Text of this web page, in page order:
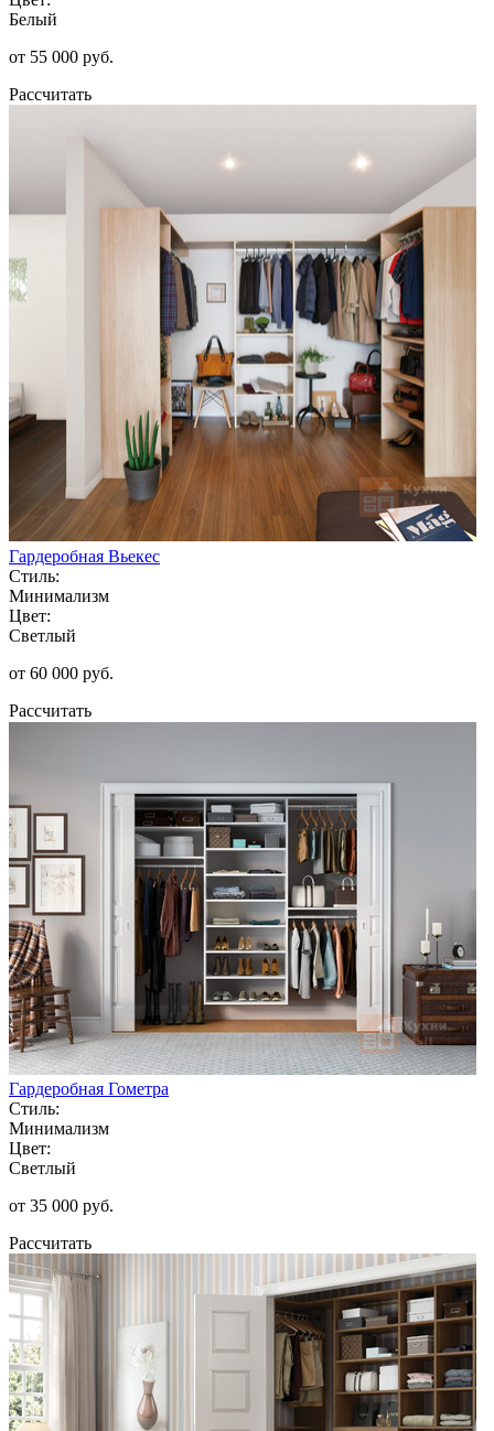
Белый
от 55 000 руб.
Рассчитать
Гардеробная Вьекес
Стиль:
Минимализм
Цвет:
Светлый
от 60 000 руб.
Рассчитать
Гардеробная Гометра
Стиль:
Минимализм
Цвет:
Светлый
от 35 000 руб.
Рассчитать